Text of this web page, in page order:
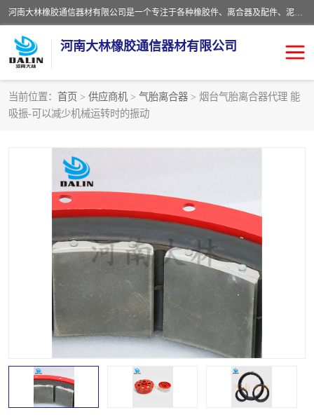
河南大林橡胶通信器材有限公司是一个专注于各种橡胶件、离合器及配件、泥浆泵及配件等产品设计制造和加工的企业。产品应用于矿山、冶金、石油、钢铁、化工、水泥、船舶、造纸、通用机械等各种大功率机械传动或制动装置。
河南大林橡胶通信器材有限公司
当前位置： 首页 > 供应商机 > 气胎离合器 > 烟台气胎离合器代理 能
吸振-可以减少机械运转时的振动
推盘离合器
VC离合器
PO隔膜离合器
气动元件
DY隔膜式离合器 CB离合器
KB离合器
PTO离合器 联轴器
橡胶件 液力端配件